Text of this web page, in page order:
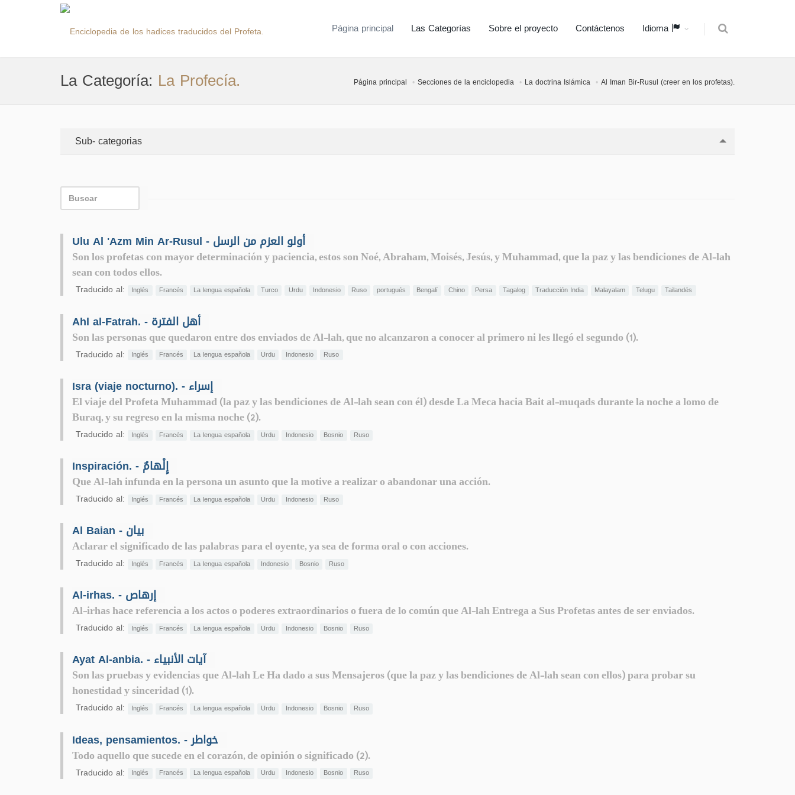
Página principal Las Categorías Sobre el proyecto Contáctenos Idioma
La Categoría: La Profecía. Página principal Secciones de la enciclopedia La doctrina Islámica Al Iman Bir-Rusul (creer en los profetas).
Sub- categorias
Ulu Al 'Azm Min Ar-Rusul - أولو العزم من الرسل
Son los profetas con mayor determinación y paciencia, estos son Noé, Abraham, Moisés, Jesús, y Muhammad, que la paz y las bendiciones de Al-lah
sean con todos ellos.
Traducido al: Inglés Francés La lengua española Turco Urdu Indonesio Ruso portugués Bengalí Chino Persa Tagalog Traducción India Malayalam Telugu Tailandés
Ahl al-Fatrah. - أهل الفترة
Son las personas que quedaron entre dos enviados de Al-lah, que no alcanzaron a conocer al primero ni les llegó el segundo (1).
Traducido al: Inglés Francés La lengua española Urdu Indonesio Ruso
Isra (viaje nocturno). - إسراء
El viaje del Profeta Muhammad (la paz y las bendiciones de Al-lah sean con él) desde La Meca hacia Bait al-muqads durante la noche a lomo de
Buraq, y su regreso en la misma noche (2).
Traducido al: Inglés Francés La lengua española Urdu Indonesio Bosnio Ruso
Inspiración. - إِلْهامٌ
Que Al-lah infunda en la persona un asunto que la motive a realizar o abandonar una acción.
Traducido al: Inglés Francés La lengua española Urdu Indonesio Ruso
Al Baian - بيان
Aclarar el significado de las palabras para el oyente, ya sea de forma oral o con acciones.
Traducido al: Inglés Francés La lengua española Indonesio Bosnio Ruso
Al-irhas. - إرهاص
Al-irhas hace referencia a los actos o poderes extraordinarios o fuera de lo común que Al-lah Entrega a Sus Profetas antes de ser enviados.
Traducido al: Inglés Francés La lengua española Urdu Indonesio Bosnio Ruso
Ayat Al-anbia. - آيات الأنبياء
Son las pruebas y evidencias que Al-lah Le Ha dado a sus Mensajeros (que la paz y las bendiciones de Al-lah sean con ellos) para probar su
honestidad y sinceridad (1).
Traducido al: Inglés Francés La lengua española Urdu Indonesio Bosnio Ruso
Ideas, pensamientos. - خواطر
Todo aquello que sucede en el corazón, de opinión o significado (2).
Traducido al: Inglés Francés La lengua española Urdu Indonesio Bosnio Ruso